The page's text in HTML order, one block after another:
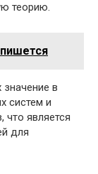
теорию.
значение в
систем и
что является
для